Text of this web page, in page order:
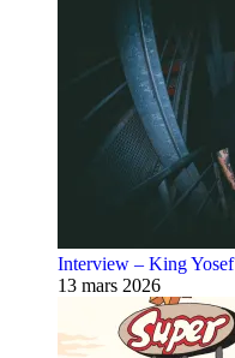
Interview – King Yosef
13 mars 2026